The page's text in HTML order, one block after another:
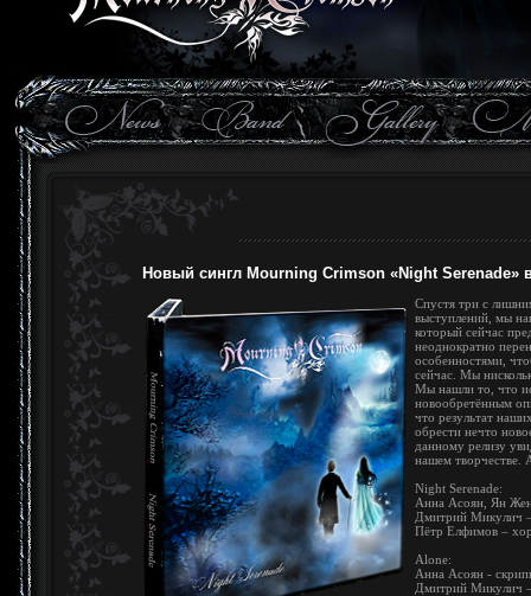
Новый сингл Mourning Crimson «Night Serenade»
Спустя три с
выступлений, мы
который сейчас
неоднократно
особенностями,
сейчас. Мы
Мы нашли то, что
новообретённым
что результат
обрести нечто
данному релизу
нашем творчестве.
Night Serenade:
Анна Асоян, Ян
Дмитрий Микулич –
Пётр Елфимов –
Alone:
Анна Асоян -
Дмитрий Микулич –